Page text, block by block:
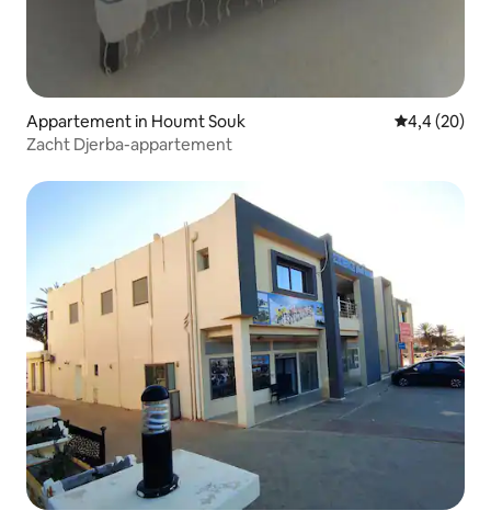
Appartement in Houmt Souk Gemiddelde
4,4 (20)
Zacht Djerba-appartement